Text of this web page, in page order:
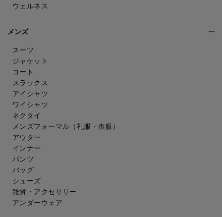
ウェルネス
メンズ
スーツ
ジャケット
コート
スラックス
アイシャツ
ワイシャツ
ネクタイ
メンズフォーマル （礼服・喪服）
アウター
インナー
パンツ
バッグ
シューズ
雑貨・アクセサリー
アンダーウェア